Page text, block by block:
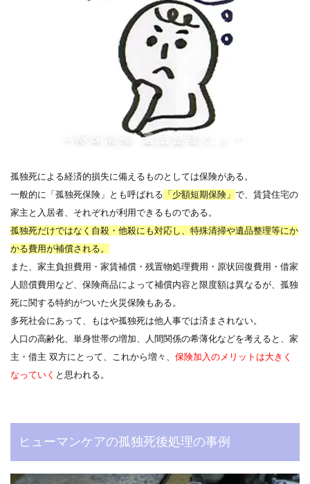
孤独死による経済的損失に備えるものとしては保険がある。
一般的に「孤独死保険」とも呼ばれる 「少額短期保険」 で、賃貸住宅の
家主と入居者、それぞれが利用できるものである。
孤独死だけではなく自殺・他殺にも対応し、特殊清掃や遺品整理等にか
かる費用が補償される。
また、家主負担費用・家賃補償・残置物処理費用・原状回復費用・借家
人賠償費用など、保険商品によって補償内容と限度額は異なるが、孤独
死に関する特約がついた火災保険もある。
多死社会にあって、もはや孤独死は他人事では済まされない。
人口の高齢化、単身世帯の増加、人間関係の希薄化などを考えると、家
主・借主 双方にとって、これから増々、 保険加入のメリットは大きく
なっていく と思われる。
ヒューマンケアの孤独死後処理の事例